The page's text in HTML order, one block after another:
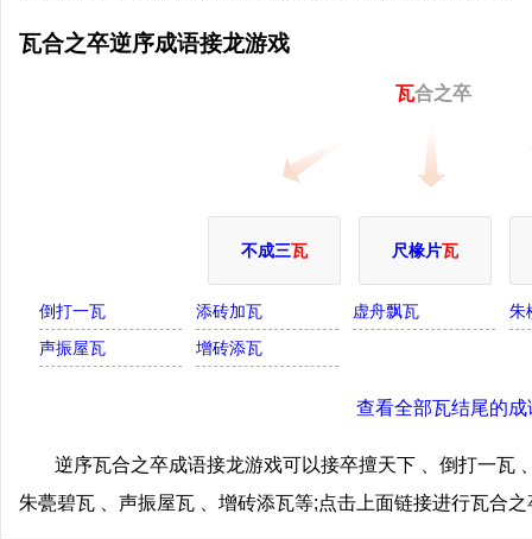
瓦合之卒逆序成语接龙游戏
瓦合之卒
不成三瓦 尺椽片瓦
倒打一瓦 添砖加瓦 虚舟飘瓦
朱
声振屋瓦
增砖添瓦
查看全部瓦结尾的成
逆序瓦合之卒成语接龙游戏可以接卒擅天下 、倒打一瓦
朱甍碧瓦 、声振屋瓦 、增砖添瓦等;点击上面链接进行瓦合